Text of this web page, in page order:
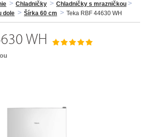
Chladničky
Chladničky s mrazničkou
dole
Šírka 60 cm Teka RBF 44630 WH
WH